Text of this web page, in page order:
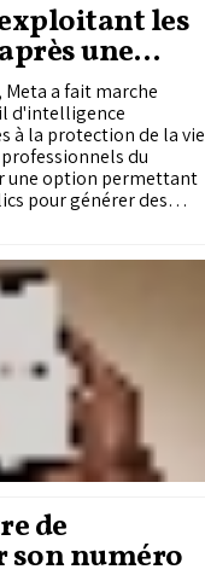
les
une
a fait marche
d'intelligence
à la protection de la vie
du
une option permettant
pour générer des
de
son numéro